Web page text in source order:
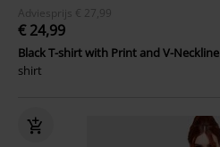
Adviesprijs
€ 27,99
€ 24,99
Black T-shirt with Print and V-Neckline
shirt